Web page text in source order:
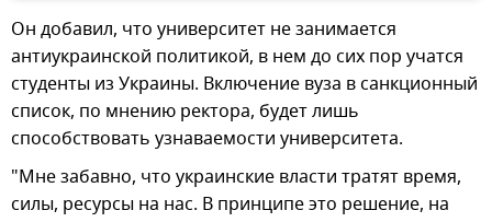
Он добавил, что университет не занимается
антиукраинской политикой, в нем до сих пор учатся
студенты из Украины. Включение вуза в санкционный
список, по мнению ректора, будет лишь
способствовать узнаваемости университета.
"Мне забавно, что украинские власти тратят время,
силы, ресурсы на нас. В принципе это решение, на